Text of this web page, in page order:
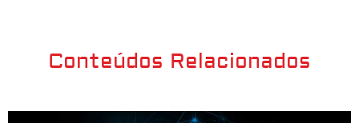
Conteúdos Relacionados